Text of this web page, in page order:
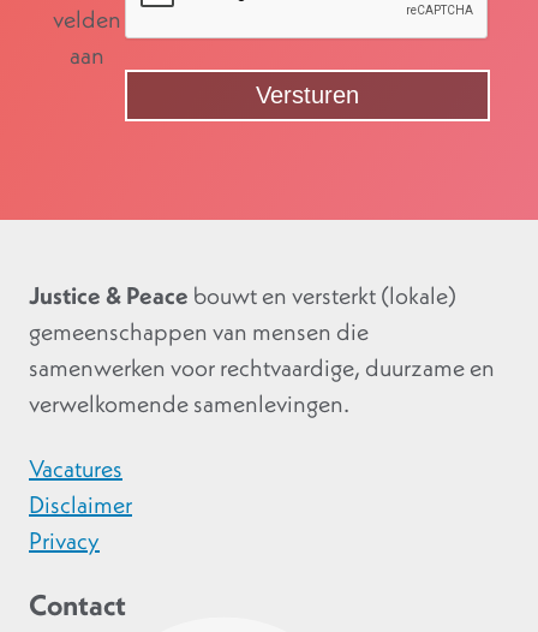
velden
aan
Justice & Peace bouwt en versterkt (lokale)
gemeenschappen van mensen die
samenwerken voor rechtvaardige, duurzame en
verwelkomende samenlevingen.
Vacatures
Disclaimer
Privacy
Contact